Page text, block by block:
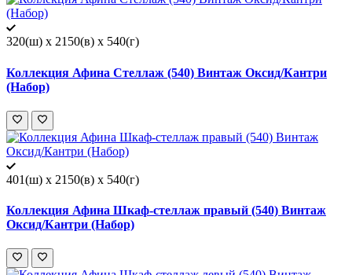
320(ш) x 2150(в) x 540(г)
Коллекция Афина Стеллаж (540) Винтаж Оксид/Кантри
(Набор)
401(ш) x 2150(в) x 540(г)
Коллекция Афина Шкаф-стеллаж правый (540) Винтаж
Оксид/Кантри (Набор)